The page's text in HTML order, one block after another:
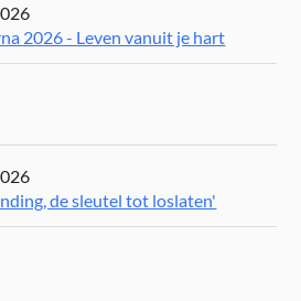
2026 - Leven vanuit je hart
de sleutel tot loslaten'